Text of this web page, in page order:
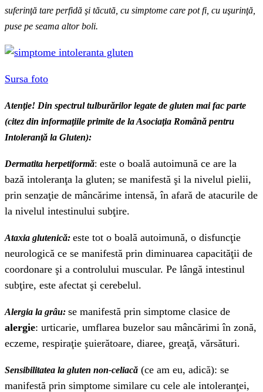
suferinţă tare perfidă şi tăcută, cu simptome care pot fi, cu uşurinţă,
puse pe seama altor boli.
Sursa foto
Atenţie! Din spectrul tulburărilor legate de gluten mai fac parte
(citez din informaţiile primite de la Asociaţia Română pentru
Intoleranţă la Gluten):
Dermatita herpetiformă: este o boală autoimună ce are la
bază intoleranţa la gluten; se manifestă şi la nivelul pielii,
prin senzaţie de mâncărime intensă, în afară de atacurile de
la nivelul intestinului subţire.
Ataxia glutenică: este tot o boală autoimună, o disfuncţie
neurologică ce se manifestă prin diminuarea capacităţii de
coordonare şi a controlului muscular. Pe lângă intestinul
subţire, este afectat şi cerebelul.
Alergia la grâu: se manifestă prin simptome clasice de
alergie: urticarie, umflarea buzelor sau mâncărimi în zonă,
eczeme, respiraţie şuierătoare, diaree, greaţă, vărsături.
Sensibilitatea la gluten non-celiacă (ce am eu, adică): se
manifestă prin simptome similare cu cele ale intoleranţei,